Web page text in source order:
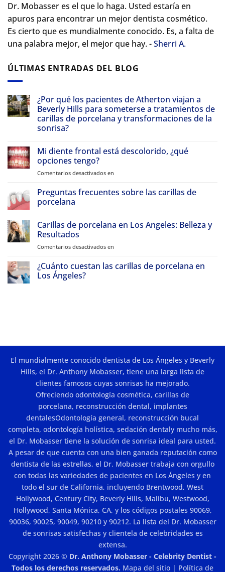
Dr. Mobasser es el que lo haga. Usted estaría en
apuros para encontrar un mejor dentista cosmético.
Es cierto que es mundialmente conocido. Es, a falta de
una palabra mejor, el mejor que hay. -Sherri A.
ÚLTIMAS ENTRADAS DEL BLOG
¿Por qué los pacientes de Atherton viajan a
Beverly Hills para someterse a tratamientos de
carillas de porcelana y transformaciones de la
sonrisa?
Por
qué
los
pacientes
viajan
Beverly
hacerse
carillas
de
porcelana
y
de
sonrisa
Mi diente frontal está descolorido, ¿qué
opciones tengo?
Comentarios desactivados en
diente
¿qué
Preguntas frecuentes sobre las carillas de
porcelana
Preguntas
frecuentes
sobre
las
porcelana
Carillas de porcelana en Los Angeles: Belleza y
Resultados
Comentarios desactivados en
de
¿Cuánto cuestan las carillas de porcelana en
Los Ángeles?
Los
El mundialmente conocido dentista de Los Ángeles y Beverly
Hills, el Dr. Anthony Mobasser, tiene una larga lista de
clientes famosos cuyas sonrisas ha mejorado.
Ofreciendo odontología cosmética, carillas de
porcelana, reconstrucción dental, implantes
dentalesOdontología general, reconstrucción bucal
completa, odontología holística, sedación dentaly mucho más,
el Dr. Mobasser tiene la solución de sonrisa ideal para usted.
A pesar de que cuenta con una bien ganada reputación como
dentista de las estrellas, el Dr. Mobasser trabaja con orgullo
con todas las variedades de pacientes en Los Ángeles y en
todo el sur de California, incluyendo Brentwood, West
Hollywood, Century City, Beverly Hills, Malibu, Westwood,
Hollywood, Santa Mónica, CA, y los códigos postales 90069,
90036, 90025, 90049, 90210 y 90212. La lista del Dr. Mobasser
de sonrisas satisfechas y clientela de celebridades es
extensa.
Copyright 2026 © Dr. Anthony Mobasser - Celebrity Dentist -
Todos los derechos reservados. Mapa del sitio | Política de